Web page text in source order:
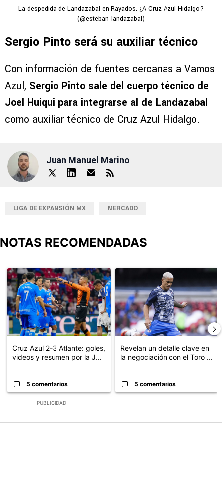
La despedida de Landazabal en Rayados. ¿A Cruz Azul Hidalgo?
(@esteban_landazabal)
Sergio Pinto será su auxiliar técnico
Con información de fuentes cercanas a Vamos
Azul, Sergio Pinto sale del cuerpo técnico de
Joel Huiqui para integrarse al de Landazabal
como auxiliar técnico de Cruz Azul Hidalgo.
Juan Manuel Marino
LIGA DE EXPANSIÓN MX MERCADO
NOTAS RECOMENDADAS
PUBLICIDAD
Un artículo de tendencia con el título "Cruz Azul 2-3 Atlante:
Cruz Azul 2-3 Atlante: goles,
videos y resumen por la J...
5 comentarios
Un artículo de tendencia con
Revelan un detalle clave en
la negociación con el Toro ...
5 comentarios